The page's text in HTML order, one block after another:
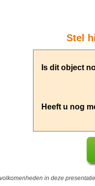
Stel
in deze